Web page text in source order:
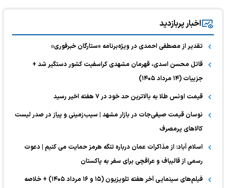
اخبار پربازدید
تقدیر از مصطفی احمدی در ویژه‌برنامه «ستارگان خبرفوری»
قاتل محسن اسدی، قهرمان مشهدی کراسفیت کشور دستگیر شد +
جزییات (۱۴ مرداد ۱۴۰۵)
قیمت اونس طلا به بالاترین حد خود در ۷ هفته اخیر رسید
نوسان قیمت صیفی‌جات در بازار مشهد | سیب‌زمینی و پیاز در صدر لیست
کالا‌های پرمصرف
اسلام آباد: از مذاکرات عمان درباره تنگه هرمز حمایت می کنیم | دعوت
رسمی از قالیباف و عراقچی برای سفر به پاکستان
فیلم‌های سینمایی آخر هفته تلویزیون (۱۵ و ۱۶ مرداد ۱۴۰۵) + خلاصه